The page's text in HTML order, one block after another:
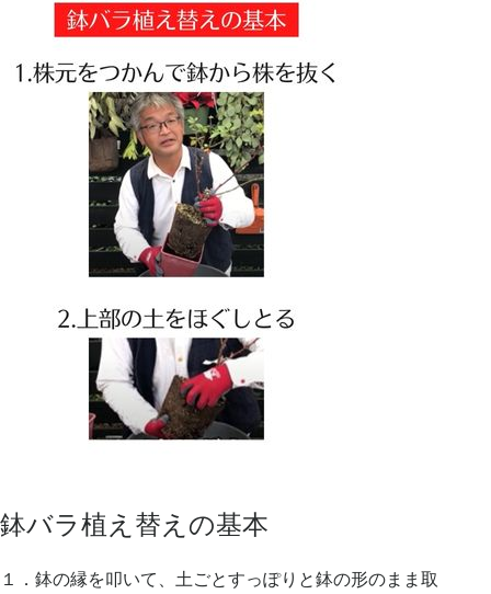
鉢バラ植え替えの基本
１．鉢の縁を叩いて、土ごとすっぽりと鉢の形のまま取